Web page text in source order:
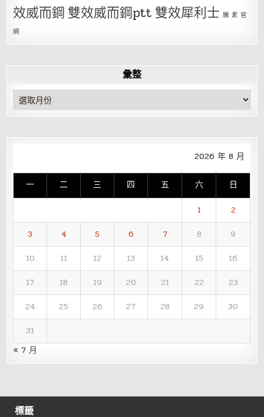
效威而鋼 雙效威而鋼ptt 雙效犀利士 騰 素 官
網
彙整
彙
整
2026 年 8 月
一 二 三 四 五 六 日
1
2
3
4 5 6 7 8
9
10
11 12 13 14 15
16
17
18 19 20 21 22
23
24
25 26 27 28 29
30
31
« 7 月
標籤